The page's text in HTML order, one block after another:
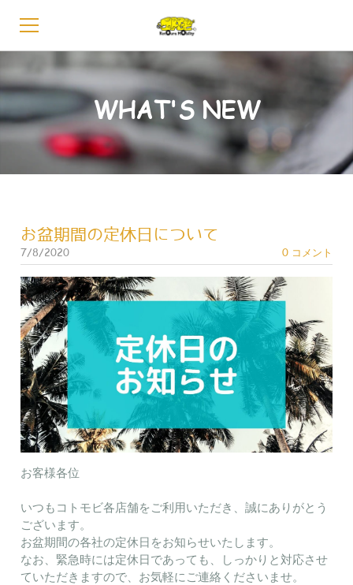
WHAT'S NEW
お盆期間の定休日について
7/8/2020 0 コメント
お客様各位
いつもコトモビ各店舗をご利用いただき、誠にありがとう
ございます。
お盆期間の各社の定休日をお知らせいたします。
なお、緊急時には定休日であっても、しっかりと対応させ
ていただきますので、お気軽にご連絡くださいませ。
HOME
会長あいさつ
グループ概要
事業内容
レンタカー